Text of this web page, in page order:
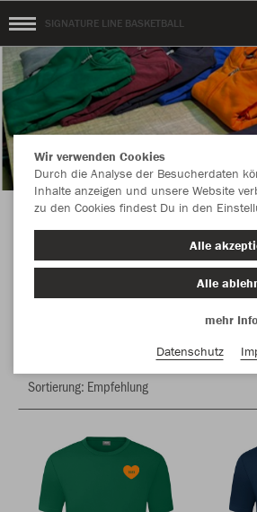
SIGNATURE LINE BASKETBALL
TSV Solln MÜNCHEN
Farbe
Wir verwenden Cookies
Durch die Analyse der Besucherdaten
Inhalte anzeigen und unsere Website
zu den Cookies findest Du in den
Alle
Alle
mehr
Datenschutz